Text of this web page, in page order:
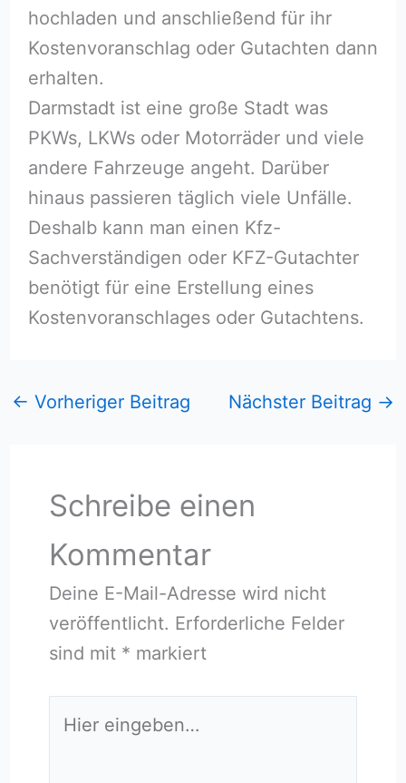
hochladen und anschließend für ihr
Kostenvoranschlag oder Gutachten dann
erhalten.
Darmstadt ist eine große Stadt was
PKWs, LKWs oder Motorräder und viele
andere Fahrzeuge angeht. Darüber
hinaus passieren täglich viele Unfälle.
Deshalb kann man einen Kfz-
Sachverständigen oder KFZ-Gutachter
benötigt für eine Erstellung eines
Kostenvoranschlages oder Gutachtens.
← Vorheriger Beitrag Nächster Beitrag →
Schreibe einen
Kommentar
Deine E-Mail-Adresse wird nicht
veröffentlicht. Erforderliche Felder
sind mit * markiert
eingeben…